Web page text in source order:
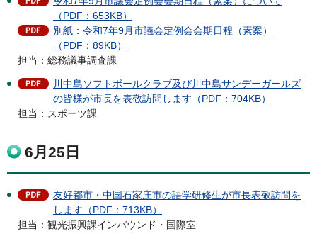
（PDF：653KB）
別紙：令和7年9月市議会定例会会期日程（素案）
（PDF：89KB）
担当：総務議事調査課
川中島ソフトボールクラブ及び川中島サンデーガールズ
の皆様が市長を表敬訪問します（PDF：704KB）
担当：スポーツ課
6月25日
友好都市・中国石家庄市の語学研修生が市長表敬訪問を
します（PDF：713KB）
​​​​​担当：観光振興課インバウンド・国際室